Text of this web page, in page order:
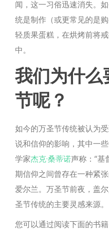
闻，这一习俗迅速消失。
统是制作（或更常见的是
轻质果蛋糕，在烘烤前将
中。
我们为什
节呢？
如今的万圣节传统被认为
说和信仰的影响，其中一
学家杰克·桑蒂诺声称：“
期信仰之间曾存在一种紧
爱尔兰。万圣节前夜，盖
圣节传统的主要灵感来源。
您可以通过阅读下面的书